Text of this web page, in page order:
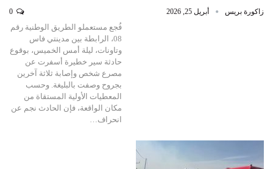
زاكورة بريس أبريل 25, 2026
فُجع مستعملو الطريق الوطنية رقم
08، الرابطة بين مدينتي فاس
وتاونات، ليلة أمس الخميس، بوقوع
حادثة سير خطيرة أسفرت عن
مصرع شخص وإصابة ثلاثة آخرين
بجروح وصفت بالبليغة. وحسب
المعطيات الأولية المستقاة من
مكان الواقعة، فإن الحادث نجم عن
انحراف…